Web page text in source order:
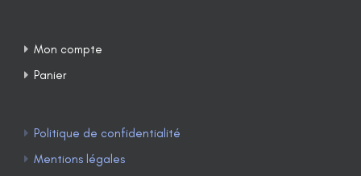
Mon compte
Panier
Politique de confidentialité
Mentions légales